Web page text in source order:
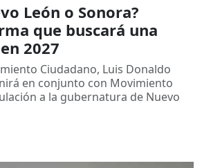
León o Sonora?
que buscará una
2027
Ciudadano, Luis Donaldo
en conjunto con Movimiento
a la gubernatura de Nuevo